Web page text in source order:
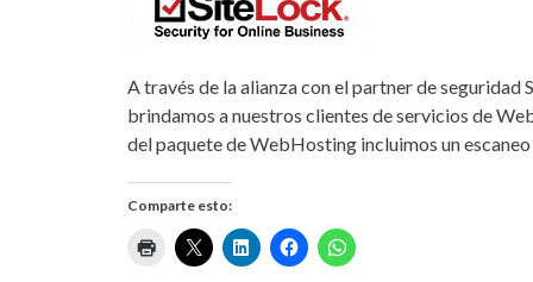
A través de la alianza con el partner de
brindamos a nuestros clientes de servicios de
del paquete de WebHosting incluimos un
Comparte esto: